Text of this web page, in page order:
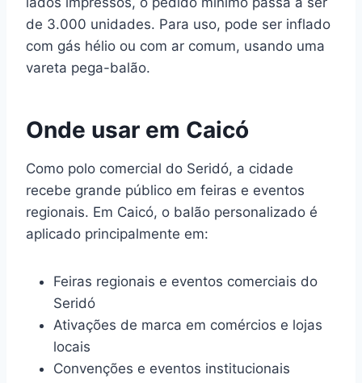
de 3.000 unidades. Para uso, pode ser inflado
com gás hélio ou com ar comum, usando uma
vareta pega-balão.
Onde usar em Caicó
Como polo comercial do Seridó, a cidade
recebe grande público em feiras e eventos
regionais. Em Caicó, o balão personalizado é
aplicado principalmente em:
Feiras regionais e eventos comerciais do
Seridó
Ativações de marca em comércios e lojas
locais
Convenções e eventos institucionais